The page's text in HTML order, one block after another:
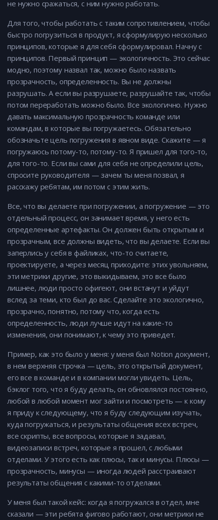
не нужно сражаться, с ним нужно работать.
Для того, чтобы работать с таким сопротивлением, чтобы
быстро погрузиться в продукт, я сформулирую несколько
принципов, которые я для себя сформулировал. Начну с
принципов. Первый принцип — экологичность. Это сейчас
модно, поэтому назвал так, можно было назвать
прозрачность, определенность. Вы не должны
разрушать. А если вы разрушаете, разрушайте так, чтобы
потом переработать можно было. Все экологично. Нужно
давать максимальную прозрачность команде или
командам, в которые вы погружаетесь. Обязательно
обозначьте цель погружения в явном виде. Скажите — я
погружаюсь потому-то, потому-то. Я пришел для того-то,
для того-то. Если вы сами для себя не определили цель,
спросите руководителя — зачем ты меня позвал, я
расскажу ребятам, им потом с этим жить.
Все, что вы делаете при погружении, а погружение — это
отдельный процесс, он занимает время, у него есть
определенные артефакты. Он должен быть открытым и
прозрачным, все должны видеть, что вы делаете. Если вы
заперлись у себя в файликах, что-то считаете,
проектируете, а через месяц приходите: этих увольняем,
эти метрики другие, это выкидываем, это все было
лишнее, люди просто офигеют, они встанут и уйдут
вслед за теми, кто был до вас. Сделайте это экологично,
прозрачно, понятно, потому что, когда есть
определенность, люди лучше идут на какие-то
изменения, они понимают, к чему это приведет.
Пример, как это было у меня: у меня был Notion документ,
в нем верхняя строчка — цель, это открытый документ,
его все в команде и в компании могли увидеть. Цель,
бэклог того, что я буду делать, он обновлялся постоянно,
любой в любой момент мог зайти и посмотреть — к кому
я приду к следующему, что я буду следующим изучать,
куда погружаться, и результаты общения всех встреч,
все скрипты, все вопросы, которые я задавал,
видеозаписи встреч, которые я прошел, с любыми
отделами. У этого есть как плюсы, так и минусы. Плюсы —
прозрачность, минусы — иногда людей расстраивают
результаты общения с какими-то отделами.
У меня был такой кейс: когда я погружался в отдел, мне
сказали — эти ребята фигово работают, они метрики не